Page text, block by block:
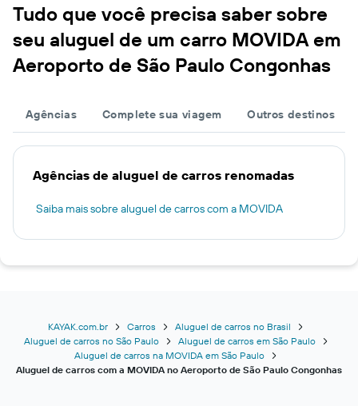
Tudo que você precisa saber sobre
seu aluguel de um carro MOVIDA em
Aeroporto de São Paulo Congonhas
Agências Complete sua viagem Outros destinos
Agências de aluguel de carros renomadas
Saiba mais sobre aluguel de carros com a MOVIDA
KAYAK.com.br Carros
Aluguel de carros no Brasil
Aluguel de carros no São Paulo
Aluguel de carros em São Paulo
Aluguel de carros na MOVIDA em São Paulo
Aluguel de carros com a MOVIDA no Aeroporto de São Paulo Congonhas